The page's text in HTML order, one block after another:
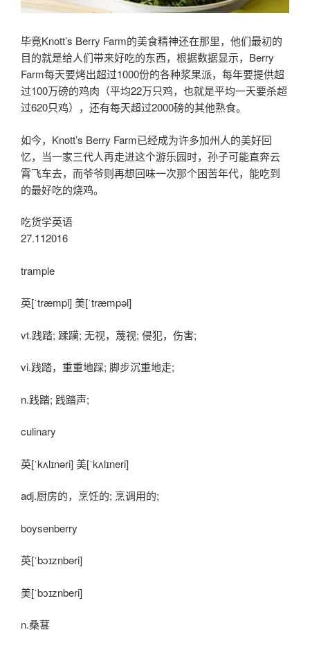
毕竟Knott’s Berry Farm的美食精神还在那里，他们最初的
目的就是给人们带来好吃的东西，根据数据显示，Berry
Farm每天要烤出超过1000份的各种浆果派，每年要提供超
过100万磅的鸡肉（平均22万只鸡，也就是平均一天要杀超
过620只鸡），还有每天超过2000磅的其他熟食。
如今，Knott’s Berry Farm已经成为许多加州人的美好回
忆，当一家三代人再走进这个游乐园时，孙子可能直奔云
霄飞车去，而爷爷则再想回味一次那个困苦年代，能吃到
的最好吃的烧鸡。
吃货学英语
27.112016
trample
英[ˈtræmpl] 美[ˈtræmpəl]
vt.践踏; 蹂躏; 无视，蔑视; 侵犯，伤害;
vi.践踏，重重地踩; 脚步沉重地走;
n.践踏; 践踏声;
culinary
英[ˈkʌlɪnəri] 美[ˈkʌlɪneri]
adj.厨房的，烹饪的; 烹调用的;
boysenberry
英[ˈbɔɪznbəri]
美[ˈbɔɪznberi]
n.桑葚